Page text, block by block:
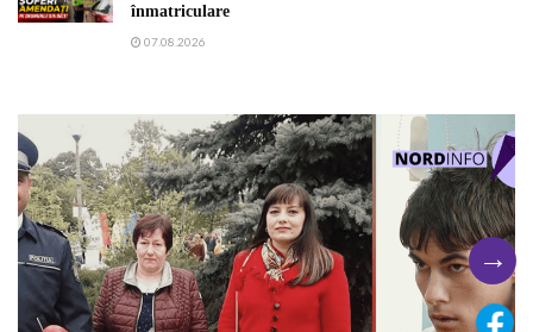
înmatriculare
07.08.2026
→